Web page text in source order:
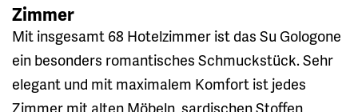
Zimmer
Mit insgesamt 68 Hotelzimmer ist das Su Gologone
ein besonders romantisches Schmuckstück. Sehr
elegant und mit maximalem Komfort ist jedes
Zimmer mit alten Möbeln, sardischen Stoffen,